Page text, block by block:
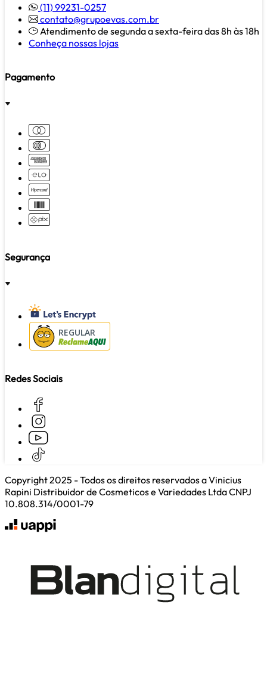
(11) 99231-0257
contato@grupoevas.com.br
Atendimento de segunda a sexta-feira das 8h às 18h
Conheça nossas lojas
Pagamento
Segurança
REGULAR
Redes Sociais
Copyright 2025 - Todos os direitos reservados a Vinicius
Rapini Distribuidor de Cosmeticos e Variedades Ltda CNPJ
10.808.314/0001-79